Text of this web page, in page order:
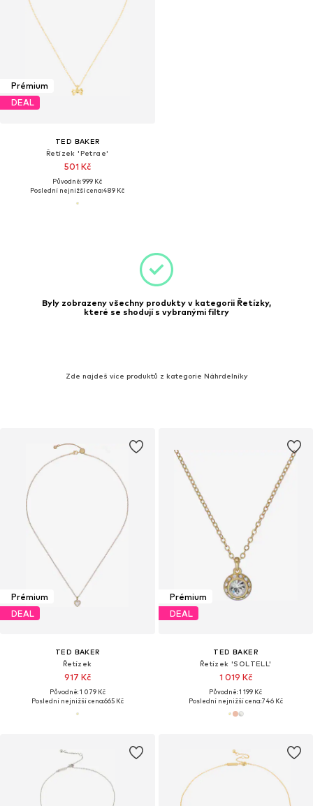
Prémium
DEAL
TED BAKER
Řetízek 'Petrae'
501 Kč
Původně: 999 Kč
Poslední nejnižší cena:489 Kč
Byly zobrazeny všechny produkty v kategorii Řetízky,
které se shodují s vybranými filtry
Zde najdeš více produktů z kategorie Náhrdelníky
Prémium
DEAL
TED BAKER
Řetízek
917 Kč
Původně: 1 079 Kč
Poslední nejnižší cena:665 Kč
Prémium
DEAL
TED BAKER
Řetízek 'SOLTELL'
1 019 Kč
Původně: 1 199 Kč
Poslední nejnižší cena:746 Kč